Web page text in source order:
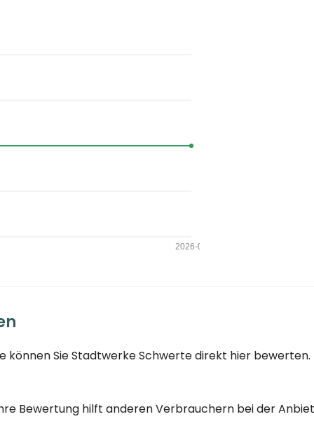
können Sie Stadtwerke Schwerte direkt hier bewerten.
Bewertung hilft anderen Verbrauchern bei der